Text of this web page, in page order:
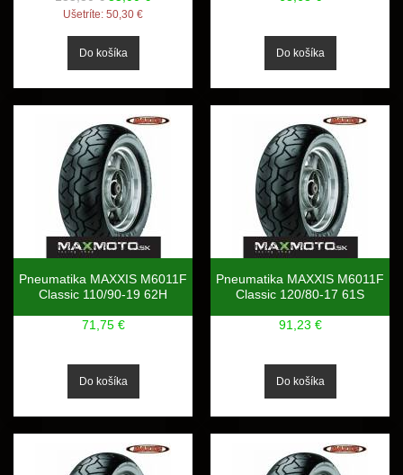
Ušetríte: 50,30 €
Pneumatika MAXXIS M6011F
Classic 110/90-19 62H
71,75 €
Pneumatika MAXXIS M6011F
Classic 120/80-17 61S
91,23 €